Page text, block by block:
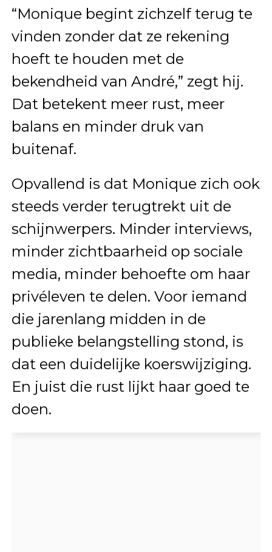
“Monique begint zichzelf terug te
vinden zonder dat ze rekening
hoeft te houden met de
bekendheid van André,” zegt hij.
Dat betekent meer rust, meer
balans en minder druk van
buitenaf.
Opvallend is dat Monique zich ook
steeds verder terugtrekt uit de
schijnwerpers. Minder interviews,
minder zichtbaarheid op sociale
media, minder behoefte om haar
privéleven te delen. Voor iemand
die jarenlang midden in de
publieke belangstelling stond, is
dat een duidelijke koerswijziging.
En juist die rust lijkt haar goed te
doen.